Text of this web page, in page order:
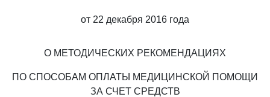
от 22 декабря 2016 года
О МЕТОДИЧЕСКИХ РЕКОМЕНДАЦИЯХ
ПО СПОСОБАМ ОПЛАТЫ МЕДИЦИНСКОЙ ПОМОЩИ
ЗА СЧЕТ СРЕДСТВ